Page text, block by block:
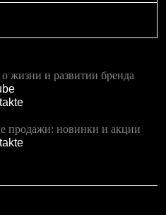
жизни и развитии бренда
продажи: новинки и акции